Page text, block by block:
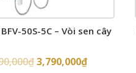
50S-5C – Vòi sen cây
₫3,790,000₫